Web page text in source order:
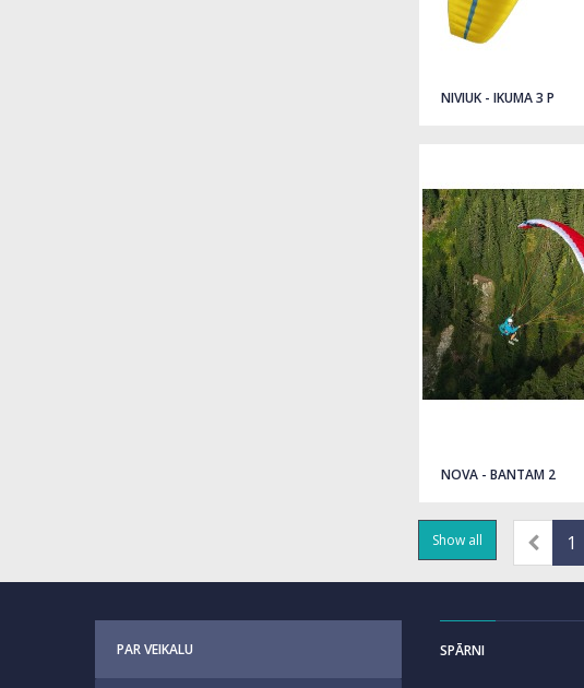
NIVIUK - IKUMA 3 P
NOVA - BANTAM 2
Show all 1
PAR VEIKALU SPĀRNI